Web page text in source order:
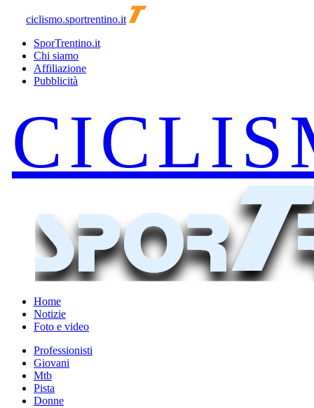
ciclismo.sportrentino.it
SporTrentino.it
Chi siamo
Affiliazione
Pubblicità
Home
Notizie
Foto e video
Professionisti
Giovani
Mtb
Pista
Donne